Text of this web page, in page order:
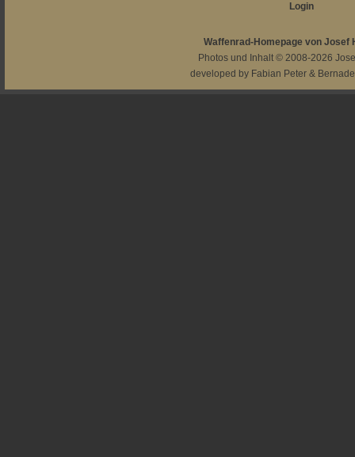
Login
Waffenrad-Homepage von Josef
Photos und Inhalt © 2008-2026
developed by Fabian Peter &